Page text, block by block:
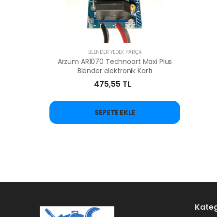
BLENDER YEDEK PARÇA
Arzum AR1070 Technoart Maxi Plus
Blender elektronik Kartı
475,55 TL
SEPETE EKLE